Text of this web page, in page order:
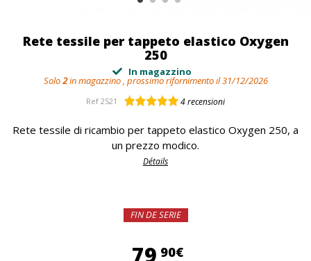
Rete tessile per tappeto elastico Oxygen
250
In magazzino
Solo2in magazzino , prossimo rifornimento il 31/12/2026
Ref 2521 4recensioni
Rete tessile di ricambio per tappeto elastico Oxygen 250, a
un prezzo modico.
Détails
FIN DE SERIE
79 90€79,90 €